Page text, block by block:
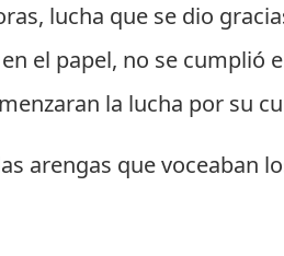
lucha que se dio
el papel, no se cumplió
la lucha por su
arengas que voceaban